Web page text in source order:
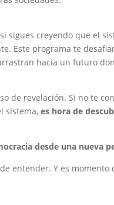
sigues creyendo que el
Este programa te
hacia un futuro
de revelación. Si no te
sistema,es hora de
desde una nueva
entender. Y es momento